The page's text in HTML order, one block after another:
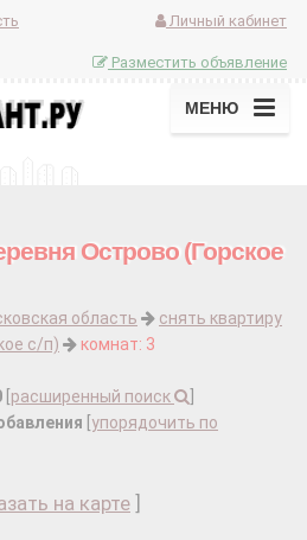
Личный кабинет
Разместить объявление
МЕНЮ
Острово (Горское
область
снять квартиру
с/п)
комнат: 3
расширенный поиск
упорядочить по
на карте